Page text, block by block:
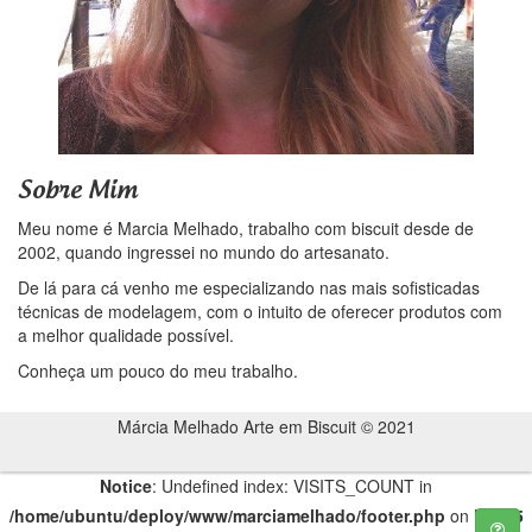
Sobre Mim
Meu nome é Marcia Melhado, trabalho com biscuit desde de
2002, quando ingressei no mundo do artesanato.
De lá para cá venho me especializando nas mais sofisticadas
técnicas de modelagem, com o intuito de oferecer produtos com
a melhor qualidade possível.
Conheça um pouco do meu trabalho.
Márcia Melhado Arte em Biscuit © 2021
Notice: Undefined index: VISITS_COUNT in
/home/ubuntu/deploy/www/marciamelhado/footer.php on line25